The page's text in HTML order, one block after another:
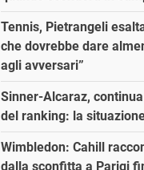
Tennis, Pietrangeli
che dovrebbe dare
agli avversari”
Sinner-Alcaraz,
del ranking: la
Wimbledon: Cahill
dalla sconfitta a Parigi